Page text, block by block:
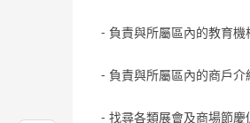
- 負責與所屬區內的教育
- 負責與所屬區內的商戶介
- 找尋各類展會及商場節慶